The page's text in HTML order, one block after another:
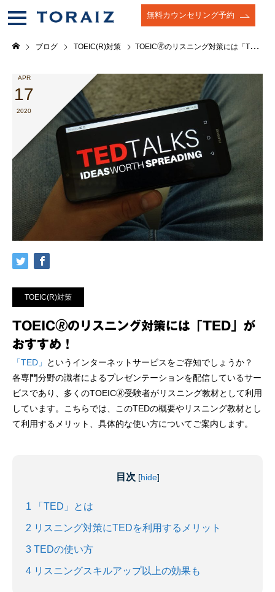
無料カウンセリング予約
ブログ TOEIC(R)対策 TOEIC🄬のリスニング対策には「TED」がおすすめ！
APR
17
2020
TOEIC(R)対策
TOEIC🄬のリスニング対策には「TED」が
おすすめ！
「TED」
というインターネットサービスをご存知でしょうか？
各専門分野の識者によるプレゼンテーションを配信しているサー
ビスであり、多くのTOEIC🄬受験者がリスニング教材として利用
しています。こちらでは、このTEDの概要やリスニング教材とし
て利用するメリット、具体的な使い方についてご案内します。
目次 [hide]
1 「TED」とは
2 リスニング対策にTEDを利用するメリット
3 TEDの使い方
4 リスニングスキルアップ以上の効果も